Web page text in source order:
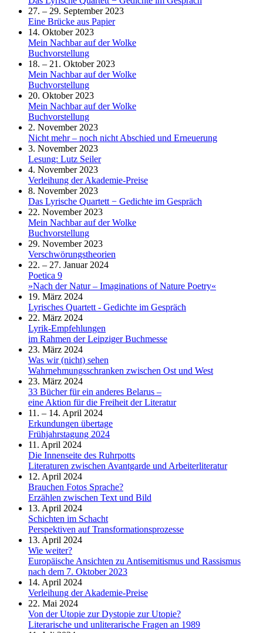
27. – 29. September 2023
Eine Brücke aus Papier
14. Oktober 2023
Mein Nachbar auf der Wolke
Buchvorstellung
18. – 21. Oktober 2023
Mein Nachbar auf der Wolke
Buchvorstellung
20. Oktober 2023
Mein Nachbar auf der Wolke
Buchvorstellung
2. November 2023
Nicht mehr – noch nicht Abschied und Erneuerung
3. November 2023
Lesung: Lutz Seiler
4. November 2023
Verleihung der Akademie-Preise
8. November 2023
Das Lyrische Quartett − Gedichte im Gespräch
22. November 2023
Mein Nachbar auf der Wolke
Buchvorstellung
29. November 2023
Verschwörungstheorien
22. – 27. Januar 2024
Poetica 9
»Nach der Natur – Imaginations of Nature Poetry«
19. März 2024
Lyrisches Quartett - Gedichte im Gespräch
22. März 2024
Lyrik-Empfehlungen
im Rahmen der Leipziger Buchmesse
23. März 2024
Was wir (nicht) sehen
Wahrnehmungsschranken zwischen Ost und West
23. März 2024
33 Bücher für ein anderes Belarus –
eine Aktion für die Freiheit der Literatur
11. – 14. April 2024
Erkundungen übertage
Frühjahrstagung 2024
11. April 2024
Die Innenseite des Ruhrpotts
Literaturen zwischen Avantgarde und Arbeiterliteratur
12. April 2024
Brauchen Fotos Sprache?
Erzählen zwischen Text und Bild
13. April 2024
Schichten im Schacht
Perspektiven auf Transformationsprozesse
13. April 2024
Wie weiter?
Europäische Ansichten zu Antisemitismus und Rassismus
nach dem 7. Oktober 2023
14. April 2024
Verleihung der Akademie-Preise
22. Mai 2024
Von der Utopie zur Dystopie zur Utopie?
Literarische und unliterarische Fragen an 1989